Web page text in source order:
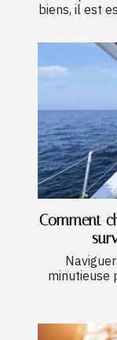
biens, il est
Comment
minutieuse